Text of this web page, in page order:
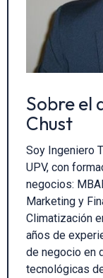
Sobre el
Chust
Soy Ingeniero
UPV, con
negocios:
Marketing y
Climatización
años de
de negocio en
tecnológicas